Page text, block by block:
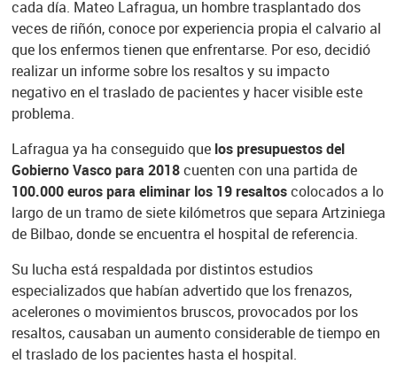
cada día. Mateo Lafragua, un hombre trasplantado dos
veces de riñón, conoce por experiencia propia el calvario al
que los enfermos tienen que enfrentarse. Por eso, decidió
realizar un informe sobre los resaltos y su impacto
negativo en el traslado de pacientes y hacer visible este
problema.
Lafragua ya ha conseguido que los presupuestos del
Gobierno Vasco para 2018cuenten con una partida de
100.000 euros para eliminar los 19 resaltoscolocados a lo
largo de un tramo de siete kilómetros que separa Artziniega
de Bilbao, donde se encuentra el hospital de referencia.
Su lucha está respaldada por distintos estudios
especializados que habían advertido que los frenazos,
acelerones o movimientos bruscos, provocados por los
resaltos, causaban un aumento considerable de tiempo en
el traslado de los pacientes hasta el hospital.